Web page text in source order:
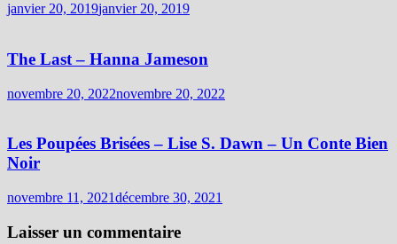
janvier 20, 2019janvier 20, 2019
The Last – Hanna Jameson
novembre 20, 2022novembre 20, 2022
Les Poupées Brisées – Lise S. Dawn – Un Conte Bien
Noir
novembre 11, 2021décembre 30, 2021
Laisser un commentaire